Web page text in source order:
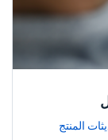
المنتج